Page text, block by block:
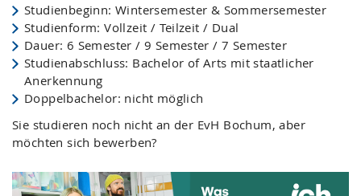
Studienbeginn: Wintersemester & Sommersemester
Studienform: Vollzeit / Teilzeit / Dual
Dauer: 6 Semester / 9 Semester / 7 Semester
Studienabschluss: Bachelor of Arts mit staatlicher
Anerkennung
Doppelbachelor: nicht möglich
Sie studieren noch nicht an der EvH Bochum, aber
möchten sich bewerben?